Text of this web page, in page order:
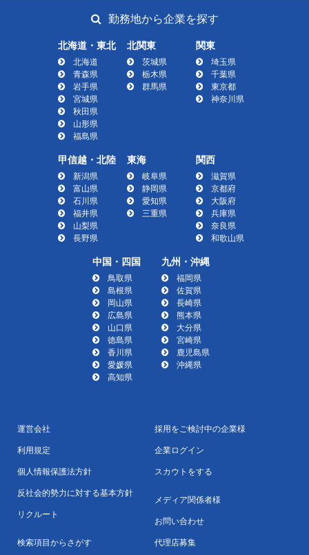
勤務地から企業を探す
北海道・東北
北海道
青森県
岩手県
宮城県
秋田県
山形県
福島県
北関東
茨城県
栃木県
群馬県
関東
埼玉県
千葉県
東京都
神奈川県
甲信越・北陸
新潟県
富山県
石川県
福井県
山梨県
長野県
東海
岐阜県
静岡県
愛知県
三重県
関西
滋賀県
京都府
大阪府
兵庫県
奈良県
和歌山県
中国・四国
鳥取県
島根県
岡山県
広島県
山口県
徳島県
香川県
愛媛県
高知県
九州・沖縄
福岡県
佐賀県
長崎県
熊本県
大分県
宮崎県
鹿児島県
沖縄県
運営会社
利用規定
個人情報保護法方針
反社会的勢力に対する基本方針
リクルート
検索項目からさがす
採用をご検討中の企業様
企業ログイン
スカウトをする
メディア関係者様
お問い合わせ
代理店募集